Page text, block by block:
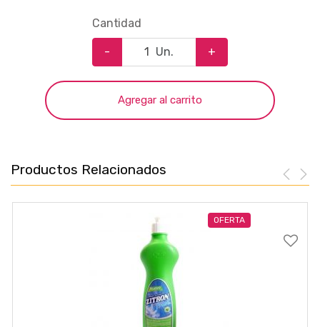
Cantidad
- Un. +
Agregar al carrito
Productos Relacionados
OFERTA